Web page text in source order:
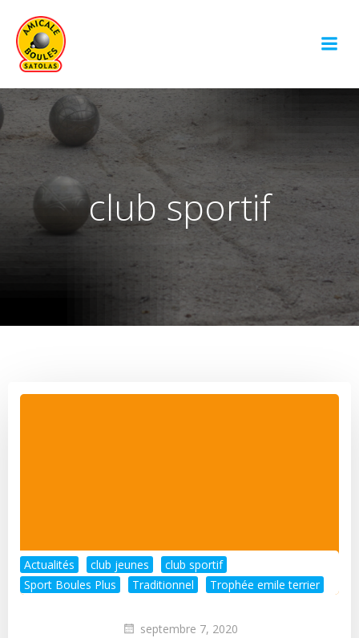
club sportif
Actualités club jeunes
club sportif
Sport Boules Plus
Traditionnel Trophée emile terrier
septembre 7, 2020